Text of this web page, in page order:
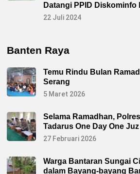
Datangi PPID Diskominfo
22 Juli 2024
Banten Raya
Temu Rindu Bulan
Serang
5 Maret 2026
Selama Ramadhan,
Tadarus One Day One Juz
27 Februari 2026
Warga Bantaran Sungai
dalam Bayang-bayang